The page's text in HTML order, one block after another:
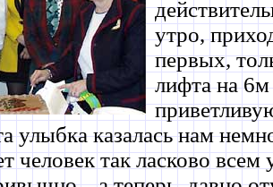
утро,
первых,
лифта на 6м
улыбка казалась нам
человек так ласково всем